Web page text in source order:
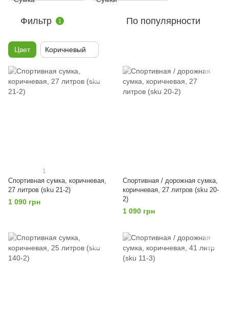
Фильтр 1 По популярности
Цвет Коричневый
1
Спортивная сумка, коричневая,
27 литров (sku 21-2)
1 090 грн
Спортивная / дорожная сумка,
коричневая, 27 литров (sku 20-
2)
1 090 грн